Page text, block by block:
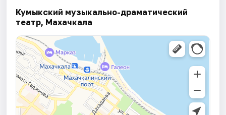
Кумыкский музыкально-драматический
театр, Махачкала